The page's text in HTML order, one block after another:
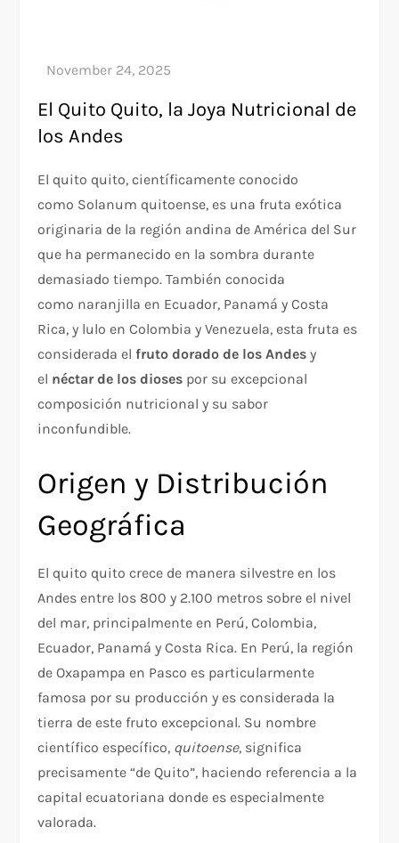
El Quito Quito, la Joya Nutricional de
los Andes
El quito quito , científicamente conocido
como Solanum quitoense , es una fruta exótica
originaria de la región andina de América del Sur
que ha permanecido en la sombra durante
demasiado tiempo. También conocida
como naranjilla en Ecuador, Panamá y Costa
Rica, y lulo en Colombia y Venezuela, esta fruta es
considerada elfruto dorado de los Andes y
el néctar de los dioses por su excepcional
composición nutricional y su sabor
inconfundible.​
Origen y Distribución
Geográfica
El quito quito crece de manera silvestre en los
Andes entre los 800 y 2.100 metros sobre el nivel
del mar, principalmente en Perú, Colombia,
Ecuador, Panamá y Costa Rica. En Perú, la región
de Oxapampa en Pasco es particularmente
famosa por su producción y es considerada la
tierra de este fruto excepcional. Su nombre
científico específico, quitoense, significa
precisamente “de Quito”, haciendo referencia a la
capital ecuatoriana donde es especialmente
valorada.​